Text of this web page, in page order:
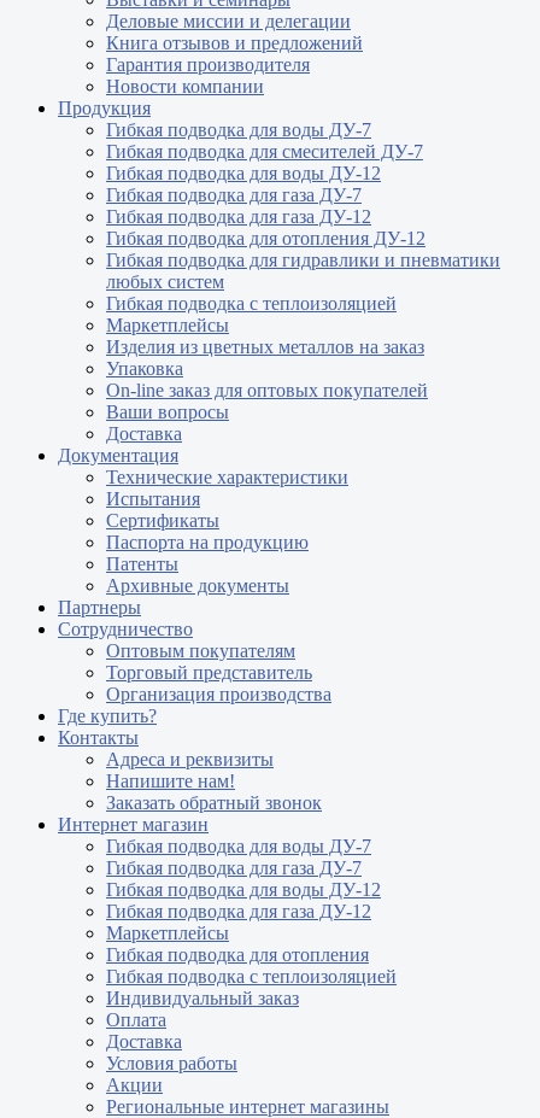
Деловые миссии и делегации
Книга отзывов и предложений
Гарантия производителя
Новости компании
Продукция
Гибкая подводка для воды ДУ-7
Гибкая подводка для смесителей ДУ-7
Гибкая подводка для воды ДУ-12
Гибкая подводка для газа ДУ-7
Гибкая подводка для газа ДУ-12
Гибкая подводка для отопления ДУ-12
Гибкая подводка для гидравлики и пневматики
любых систем
Гибкая подводка с теплоизоляцией
Маркетплейсы
Изделия из цветных металлов на заказ
Упаковка
On-line заказ для оптовых покупателей
Ваши вопросы
Доставка
Документация
Технические характеристики
Испытания
Сертификаты
Паспорта на продукцию
Патенты
Архивные документы
Партнеры
Сотрудничество
Оптовым покупателям
Торговый представитель
Организация производства
Где купить?
Контакты
Адреса и реквизиты
Напишите нам!
Заказать обратный звонок
Интернет магазин
Гибкая подводка для воды ДУ-7
Гибкая подводка для газа ДУ-7
Гибкая подводка для воды ДУ-12
Гибкая подводка для газа ДУ-12
Маркетплейсы
Гибкая подводка для отопления
Гибкая подводка с теплоизоляцией
Индивидуальный заказ
Оплата
Доставка
Условия работы
Акции
Региональные интернет магазины